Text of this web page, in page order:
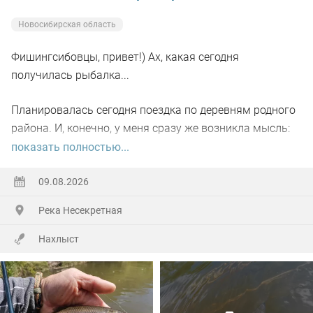
Новосибирская область
Фишингсибовцы, привет!) Ах, какая сегодня
получилась рыбалка...
Планировалась сегодня поездка по деревням родного
района. И, конечно, у меня сразу же возникла мысль:
пробежаться по небольшой речке, где когда-то давно-
"ХА" (честно отпустил тогда). Сомневался только в
сомневался)))
привязываю к поводку мушку. Вода холодная, а я
только в одних джинсах... Но ничего, полез в воду...
показать полностью...
09.08.2026
Река Несекретная
Нахлыст